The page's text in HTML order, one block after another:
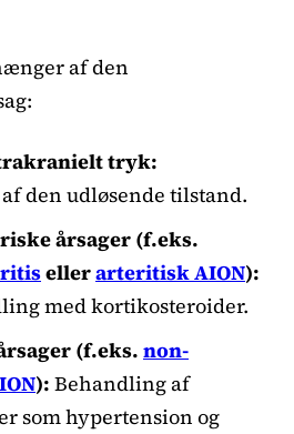
af den
tryk:
den udløsende tilstand.
årsager (f.eks.
ellerarteritisk AION):
med kortikosteroider.
(f.eks. non-
): Behandling af
som hypertension og